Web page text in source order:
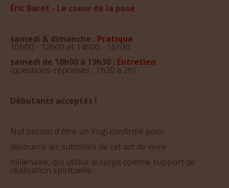
Éric Baret - Le coeur de la pose
samedi & dimanche : Pratique
10h00 - 12h00 et 14h00 - 16h30
samedi de 18h00 à 19h30 : Entretien
(questions-réponses : 1h30 à 2h)
Débutants acceptés !
Nul besoin d'être un Yogi confirmé pour
découvrir les subtilités de cet art de vivre
millénaire, qui utilise le corps comme support de
réalisation spirituelle.